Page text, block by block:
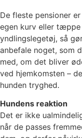
De fleste pensioner
egen kurv eller
yndlingslegetøj, så
anbefale noget, som
med, om det bliver
ved hjemkomsten –
hunden tryghed.
Hundens reaktion
Det er ikke
når de passes